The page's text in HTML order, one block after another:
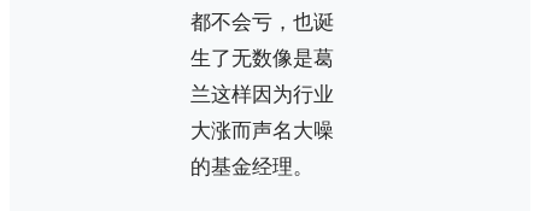
都不会亏，也诞
生了无数像是葛
兰这样因为行业
大涨而声名大噪
的基金经理。